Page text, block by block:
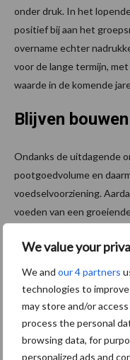
We value your
We and our 4 partners
technologies to
may store and/or
process the personal
browsing data, for
personalized ads and
onder druk. In het
positief bij aan het
overname echter
voor de lange termijn,
waarde in de komende
Blijven
Ondanks de uitdagende
pootgoedvolume en
voedselvoorziening.
voeden van een
en samenwerking, met
marktomstandigheden
telers, klanten en
Bron:HZPC